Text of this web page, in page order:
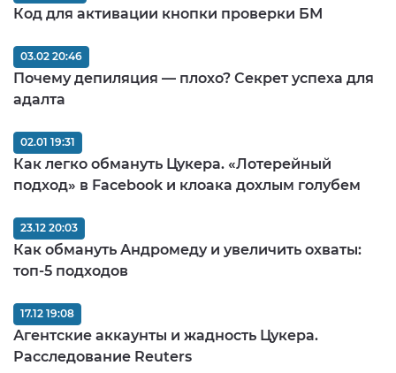
Код для активации кнопки проверки БМ
Почему депиляция — плохо? Секрет успеха для
адалта
03.02 20:46
Как легко обмануть Цукера. «Лотерейный
подход» в Facebook и клоака дохлым голубем
02.01 19:31
Как обмануть Андромеду и увеличить охваты:
топ-5 подходов
23.12 20:03
Агентские аккаунты и жадность Цукера.
Расследование Reuters
17.12 19:08